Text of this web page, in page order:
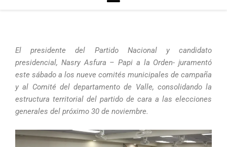
El presidente del Partido Nacional y candidato
presidencial, Nasry Asfura – Papi a la Orden- juramentó
este sábado a los nueve comités municipales de campaña
y al Comité del departamento de Valle, consolidando la
estructura territorial del partido de cara a las elecciones
generales del próximo 30 de noviembre.